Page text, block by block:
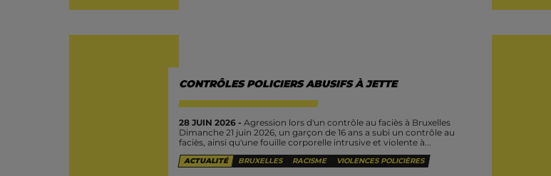
CONTRÔLES POLICIERS ABUSIFS À JETTE
28 JUIN 2026 - Agression lors d'un contrôle au faciès à Bruxelles
Dimanche 21 juin 2026, un garçon de 16 ans a subi un contrôle au
faciès, ainsi qu'une fouille corporelle intrusive et violente à...
ACTUALITÉ BRUXELLES RACISME VIOLENCES POLICIÈRES